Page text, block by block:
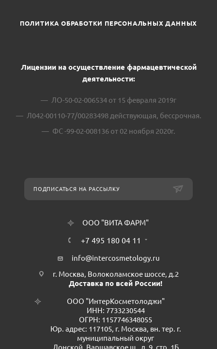
ПОЛИТИКА ОБРАБОТКИ ПЕРСОНАЛЬНЫХ ДАННЫХ
Лицензии на осуществление фармацевтической
деятельности:
ЛО-50-02-006534 от 15 февраля 2019г
Л042-00110-77/00283498 действующая, бессрочная.
ФС -99-02-008136 от 02 ноября 2020г.
ПОДПИСАТЬСЯ НА РАССЫЛКУ
ООО "ВИТА ФАРМ"
+7 495 180 04 11
info@intercosmetology.ru
г. Москва, Волоколамское шоссе, д.2
Доставка по всей России!
ООО "ИнтерКосметолоджи"
ИНН: 7733230544
ОГРН: 1157746348055
Юр. адрес: 117105, г. Москва, вн. тер. г.
муниципальный округ
Донской, Варшавское ш., д. 9, стр. 1Б